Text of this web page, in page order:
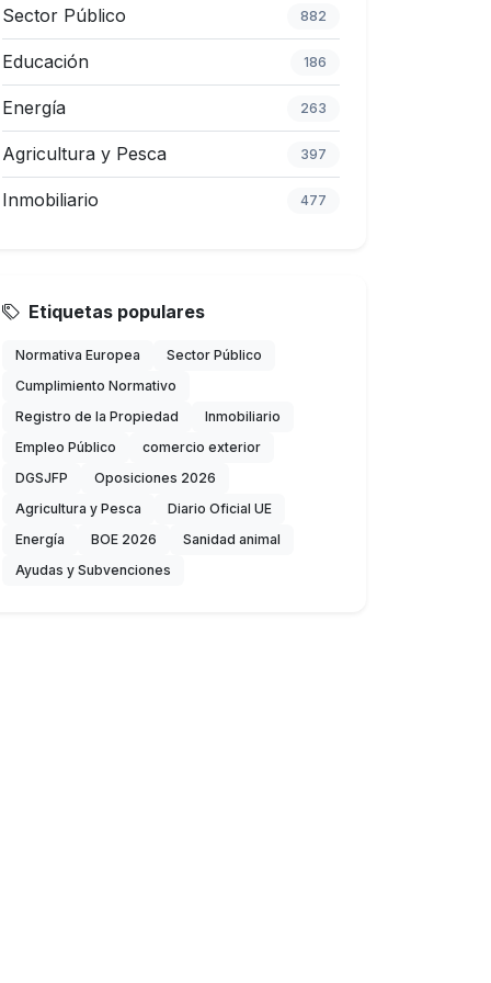
Sector Público 882
Educación 186
Energía 263
Agricultura y Pesca 397
Inmobiliario 477
Etiquetas populares
Normativa Europea
Sector Público
Cumplimiento Normativo
Registro de la Propiedad
Inmobiliario
Empleo Público
comercio exterior
DGSJFP
Oposiciones 2026
Agricultura y Pesca
Diario Oficial UE
Energía
BOE 2026
Sanidad animal
Ayudas y Subvenciones